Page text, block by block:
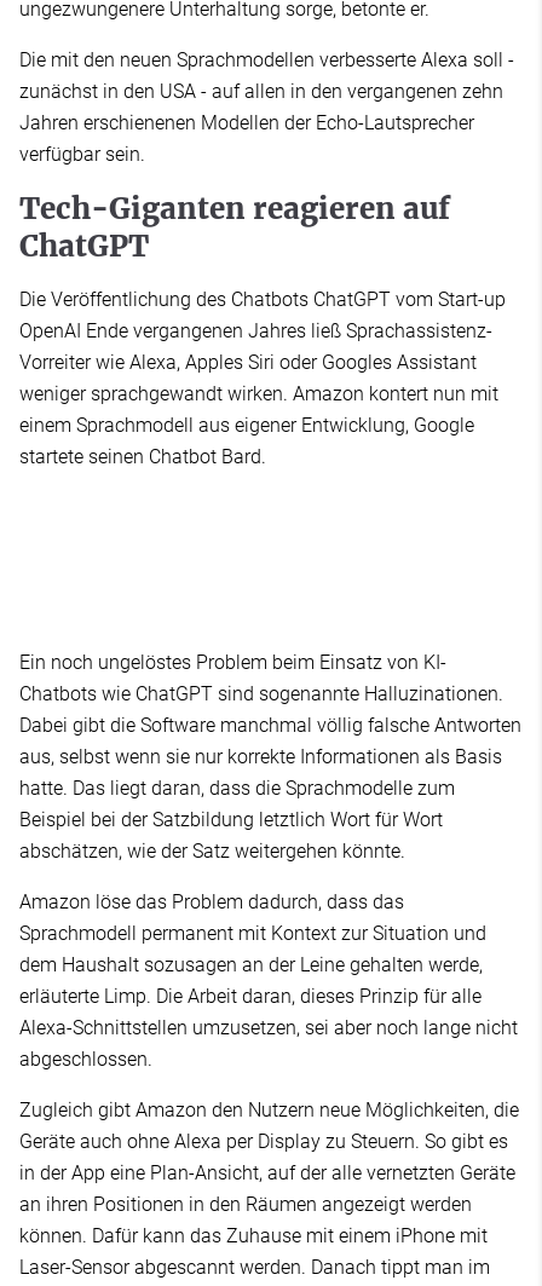
ungezwungenere Unterhaltung sorge, betonte er.
Die mit den neuen Sprachmodellen verbesserte Alexa soll -
zunächst in den USA - auf allen in den vergangenen zehn
Jahren erschienenen Modellen der Echo-Lautsprecher
verfügbar sein.
Tech-Giganten reagieren auf
ChatGPT
Die Veröffentlichung des Chatbots ChatGPT vom Start-up
OpenAI Ende vergangenen Jahres ließ Sprachassistenz-
Vorreiter wie Alexa, Apples Siri oder Googles Assistant
weniger sprachgewandt wirken. Amazon kontert nun mit
einem Sprachmodell aus eigener Entwicklung, Google
startete seinen Chatbot Bard.
Ein noch ungelöstes Problem beim Einsatz von KI-
Chatbots wie ChatGPT sind sogenannte Halluzinationen.
Dabei gibt die Software manchmal völlig falsche Antworten
aus, selbst wenn sie nur korrekte Informationen als Basis
hatte. Das liegt daran, dass die Sprachmodelle zum
Beispiel bei der Satzbildung letztlich Wort für Wort
abschätzen, wie der Satz weitergehen könnte.
Amazon löse das Problem dadurch, dass das
Sprachmodell permanent mit Kontext zur Situation und
dem Haushalt sozusagen an der Leine gehalten werde,
erläuterte Limp. Die Arbeit daran, dieses Prinzip für alle
Alexa-Schnittstellen umzusetzen, sei aber noch lange nicht
abgeschlossen.
Zugleich gibt Amazon den Nutzern neue Möglichkeiten, die
Geräte auch ohne Alexa per Display zu Steuern. So gibt es
in der App eine Plan-Ansicht, auf der alle vernetzten Geräte
an ihren Positionen in den Räumen angezeigt werden
können. Dafür kann das Zuhause mit einem iPhone mit
Laser-Sensor abgescannt werden. Danach tippt man im